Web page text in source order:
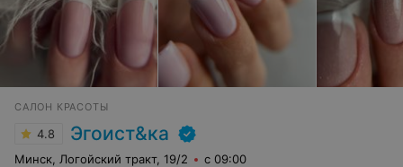
САЛОН КРАСОТЫ
4.8 Эгоист&ка
Минск, Логойский тракт, 19/2 с 09:00